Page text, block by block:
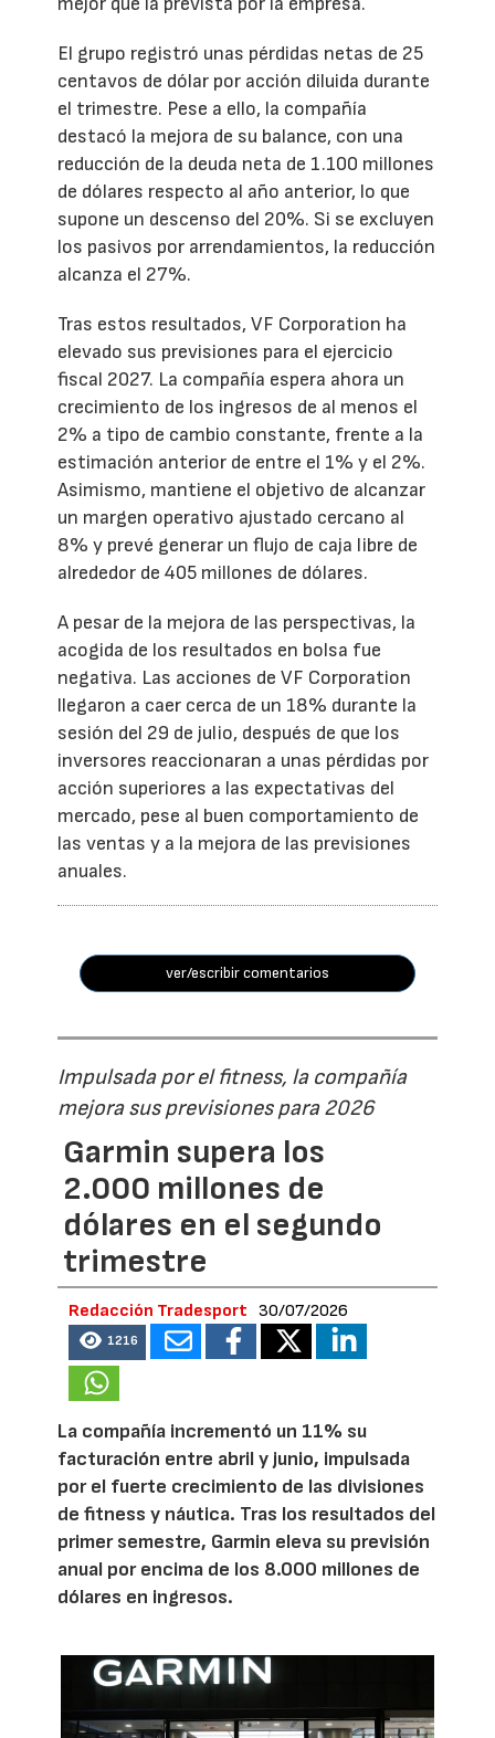
El grupo registró unas pérdidas netas de 25
centavos de dólar por acción diluida durante
el trimestre. Pese a ello, la compañía
destacó la mejora de su balance, con una
reducción de la deuda neta de 1.100 millones
de dólares respecto al año anterior, lo que
supone un descenso del 20%. Si se excluyen
los pasivos por arrendamientos, la reducción
alcanza el 27%.
Tras estos resultados, VF Corporation ha
elevado sus previsiones para el ejercicio
fiscal 2027. La compañía espera ahora un
crecimiento de los ingresos de al menos el
2% a tipo de cambio constante, frente a la
estimación anterior de entre el 1% y el 2%.
Asimismo, mantiene el objetivo de alcanzar
un margen operativo ajustado cercano al
8% y prevé generar un flujo de caja libre de
alrededor de 405 millones de dólares.
A pesar de la mejora de las perspectivas, la
acogida de los resultados en bolsa fue
negativa. Las acciones de VF Corporation
llegaron a caer cerca de un 18% durante la
sesión del 29 de julio, después de que los
inversores reaccionaran a unas pérdidas por
acción superiores a las expectativas del
mercado, pese al buen comportamiento de
las ventas y a la mejora de las previsiones
anuales.
ver/escribir comentarios
Impulsada por el fitness, la compañía
mejora sus previsiones para 2026
Garmin supera los
2.000 millones de
dólares en el segundo
trimestre
Redacción Tradesport 30/07/2026
1216
La compañía incrementó un 11% su
facturación entre abril y junio, impulsada
por el fuerte crecimiento de las divisiones
de fitness y náutica. Tras los resultados del
primer semestre, Garmin eleva su previsión
anual por encima de los 8.000 millones de
dólares en ingresos.